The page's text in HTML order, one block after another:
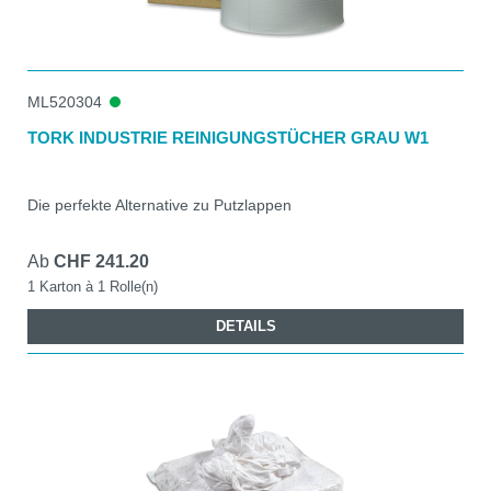
Recyclingpapier
Halter und Spender
ML520304
TORK INDUSTRIE REINIGUNGSTÜCHER GRAU W1
Die perfekte Alternative zu Putzlappen
Ab CHF 241.20
1 Karton à 1 Rolle(n)
DETAILS